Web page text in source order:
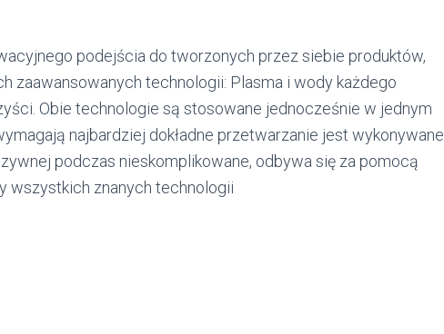
podejścia do tworzonych przez siebie produktów,
zaawansowanych technologii: Plasma i wody każdego
Obie technologie są stosowane jednocześnie w jednym
najbardziej dokładne przetwarzanie jest wykonywane
podczas nieskomplikowane, odbywa się za pomocą
wszystkich znanych technologii